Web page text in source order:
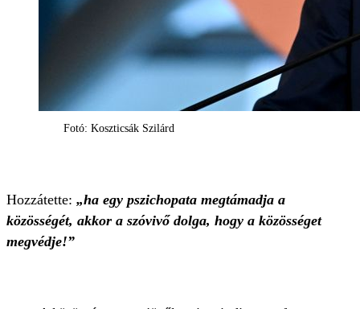
Fotó: Koszticsák Szilárd
Hozzátette: „ha egy pszichopata megtámadja a
közösségét, akkor a szóvivő dolga, hogy a közösséget
megvédje!”